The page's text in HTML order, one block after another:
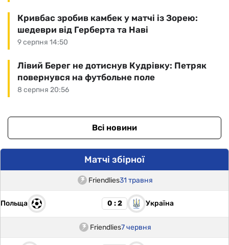
9 серпня 14:50
Кривбас зробив камбек у матчі із Зорею:
шедеври від Герберта та Наві
8 серпня 20:56
Лівий Берег не дотиснув Кудрівку: Петряк
повернувся на футбольне поле
Всі новини
Матчі збірної
Friendlies31 травня
Польща 0 : 2 Україна
Friendlies7 червня